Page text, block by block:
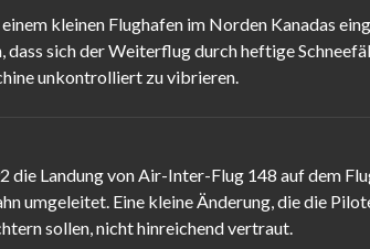
kleinen Flughafen im Norden Kanadas
sich der Weiterflug durch heftige
unkontrolliert zu vibrieren.
die Landung von Air-Inter-Flug 148 auf dem
umgeleitet. Eine kleine Änderung, die die
sollen, nicht hinreichend vertraut.